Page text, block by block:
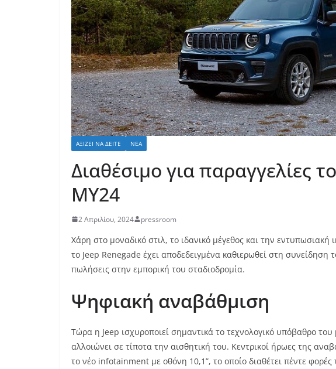
ΑΞΊΖΕΙ ΝΑ ΔΕΊΤΕ ΝΈΑ
Διαθέσιμο για παραγγελίες
MY24
2 Απριλίου, 2024 pressroom
Χάρη στο μοναδικό στιλ, το ιδανικό μέγεθος και την εντυπωσιακή
το Jeep Renegade έχει αποδεδειγμένα καθιερωθεί στη συνείδηση
πωλήσεις στην εμπορική του σταδιοδρομία.
Ψηφιακή αναβάθμιση
Τώρα η Jeep ισχυροποιεί σημαντικά το τεχνολογικό υπόβαθρο
αλλοιώνει σε τίποτα την αισθητική του. Κεντρικοί ήρωες της
το νέο infotainment με οθόνη 10,1”, το οποίο διαθέτει πέντε